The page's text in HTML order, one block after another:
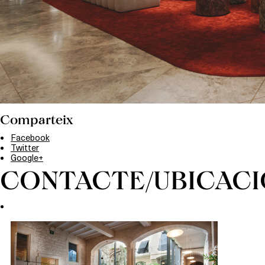
Comparteix
Facebook
Twitter
Google+
CONTACTE/